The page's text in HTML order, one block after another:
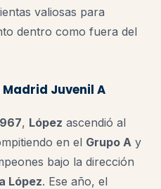
valiosas para
dentro como fuera del
Madrid Juvenil A
, López ascendió al
en el Grupo A y
bajo la dirección
López. Ese año, el